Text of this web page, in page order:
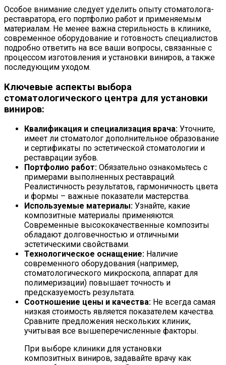
Особое внимание следует уделить опыту стоматолога-
реставратора, его портфолио работ и применяемым
материалам. Не менее важна стерильность в клинике,
современное оборудование и готовность специалистов
подробно ответить на все ваши вопросы, связанные с
процессом изготовления и установки виниров, а также
последующим уходом.
Ключевые аспекты выбора
стоматологического центра для установки
виниров:
Квалификация и специализация врача: Уточните,
имеет ли стоматолог дополнительное образование
и сертификаты по эстетической стоматологии и
реставрации зубов.
Портфолио работ: Обязательно ознакомьтесь с
примерами выполненных реставраций.
Реалистичность результатов, гармоничность цвета
и формы – важные показатели мастерства.
Используемые материалы: Узнайте, какие
композитные материалы применяются.
Современные высококачественные композиты
обладают долговечностью и отличными
эстетическими свойствами.
Технологическое оснащение: Наличие
современного оборудования (например,
стоматологического микроскопа, аппарат для
полимеризации) повышает точность и
предсказуемость результата.
Соотношение цены и качества: Не всегда самая
низкая стоимость является показателем качества.
Сравните предложения нескольких клиник,
учитывая все вышеперечисленные факторы.
При выборе клиники для установки
композитных виниров, задавайте врачу как